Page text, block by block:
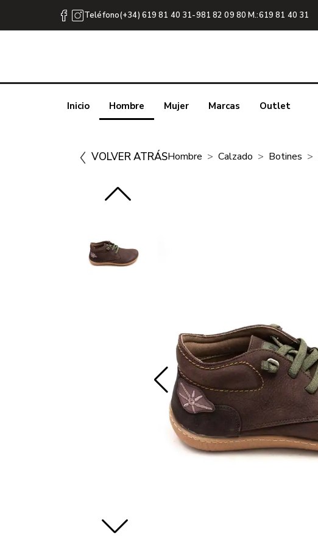
Teléfono(+34) 619 81 40 31-981 82 09 80 M.:619 81 40 31
Inicio Hombre Mujer Marcas Outlet
VOLVER ATRÁSHombre Calzado Botines